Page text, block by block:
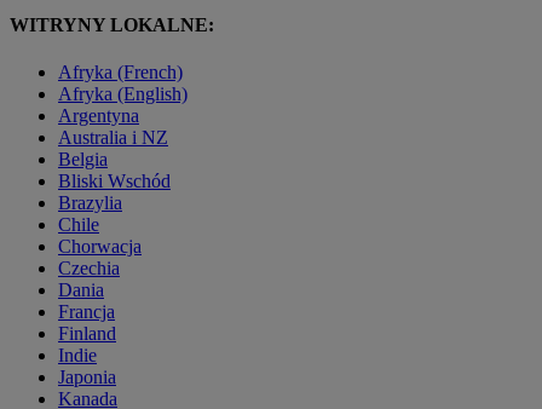
WITRYNY LOKALNE:
Afryka (French)
Afryka (English)
Argentyna
Australia i NZ
Belgia
Bliski Wschód
Brazylia
Chile
Chorwacja
Czechia
Dania
Francja
Finland
Indie
Japonia
Kanada